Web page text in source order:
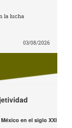
la lucha
03/08/2026
en el siglo XXI